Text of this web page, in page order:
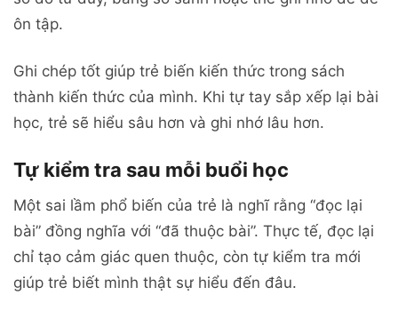
ôn tập.
Ghi chép tốt giúp trẻ biến kiến thức trong sách
thành kiến thức của mình. Khi tự tay sắp xếp lại bài
học, trẻ sẽ hiểu sâu hơn và ghi nhớ lâu hơn.
Tự kiểm tra sau mỗi buổi học
Một sai lầm phổ biến của trẻ là nghĩ rằng “đọc lại
bài” đồng nghĩa với “đã thuộc bài”. Thực tế, đọc lại
chỉ tạo cảm giác quen thuộc, còn tự kiểm tra mới
giúp trẻ biết mình thật sự hiểu đến đâu.